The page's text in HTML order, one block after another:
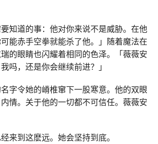
要知道的事：他对你来说不是威胁。在他
能赤手空拳就能杀了他。」随着魔法在
的眼睛也闪耀着相同的色泽。「薇薇安
吗，还是你会继续前进？」
字令她的嵴椎窜下一股寒意。他的双眼
情。关于他的一切都不可信任。薇薇安
来到这麽远。她会坚持到底。